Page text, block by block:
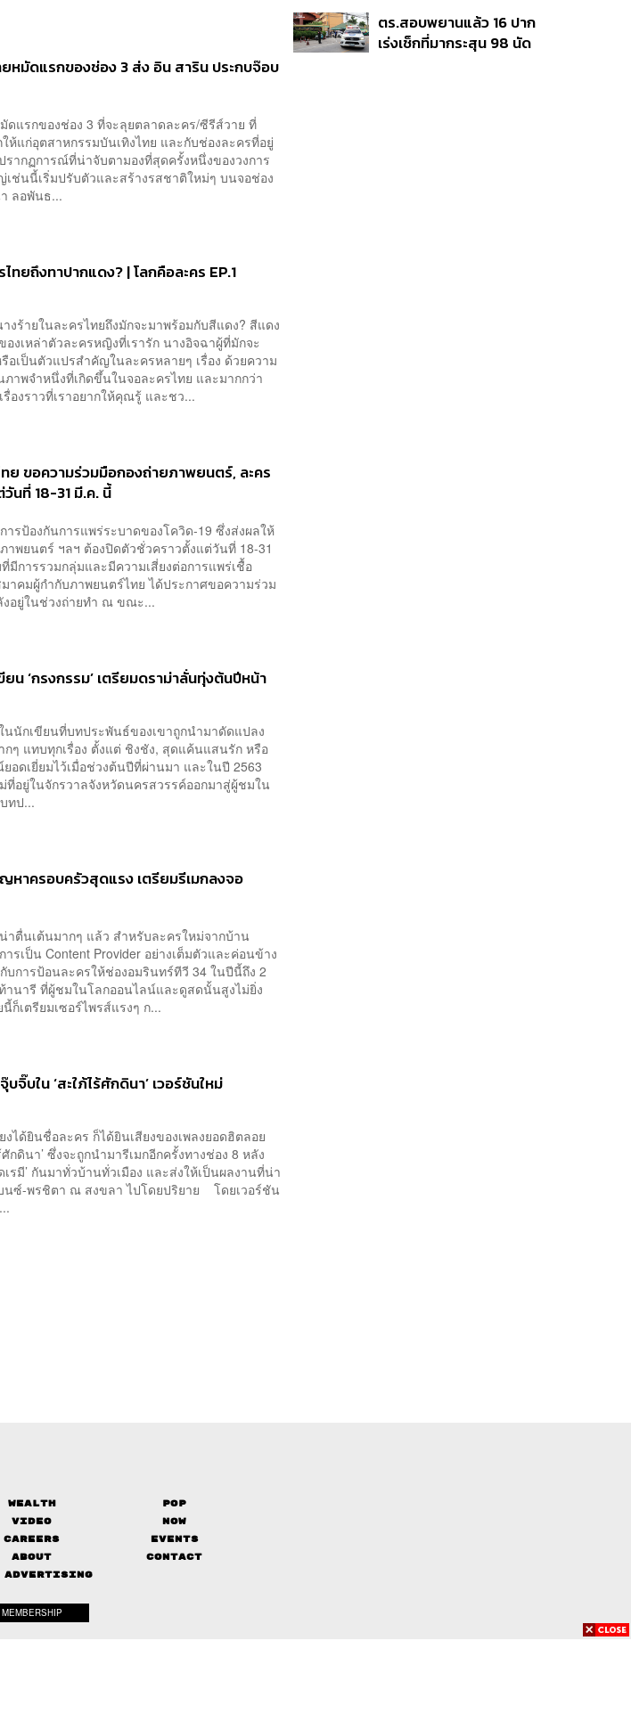
หมัดแรกของช่อง 3 ส่ง อิน สาริน ประกบจ๊อบ
ดแรกของช่อง 3 ที่จะลุยตลาดละคร/ซีรีส์วาย ที่
ห้แก่อุตสาหกรรมบันเทิงไทย และกับช่องละครที่อยู่
ากฏการณ์ที่น่าจับตามองที่สุดครั้งหนึ่งของวงการ
ช่นนี้เริ่มปรับตัวและสร้างรสชาติใหม่ๆ บนจอช่อง
ลอพันธ...
ทยถึงทาปากแดง? | โลกคือละคร EP.1
งร้ายในละครไทยถึงมักจะมาพร้อมกับสีแดง? สีแดง
งเหล่าตัวละครหญิงที่เรารัก นางอิจฉาผู้ที่มักจะ
อเป็นตัวแปรสำคัญในละครหลายๆ เรื่อง ด้วยความ
าพจำหนึ่งที่เกิดขึ้นในจอละครไทย และมากกว่า
องราวที่เราอยากให้คุณรู้ และชว...
ย ขอความร่วมมือกองถ่ายภาพยนตร์, ละคร
นที่ 18-31 มี.ค. นี้
ารป้องกันการแพร่ระบาดของโควิด-19 ซึ่งส่งผลให้
าพยนตร์ ฯลฯ ต้องปิดตัวชั่วคราวตั้งแต่วันที่ 18-31
มีการรวมกลุ่มและมีความเสี่ยงต่อการแพร่เชื้อ
าคมผู้กำกับภาพยนตร์ไทย ได้ประกาศขอความร่วม
งอยู่ในช่วงถ่ายทำ ณ ขณะ...
น ‘กรงกรรม’ เตรียมดราม่าลั่นทุ่งต้นปีหน้า
นักเขียนที่บทประพันธ์ของเขาถูกนำมาดัดแปลง
ๆ แทบทุกเรื่อง ตั้งแต่ ชิงชัง, สุดแค้นแสนรัก หรือ
อดเยี่ยมไว้เมื่อช่วงต้นปีที่ผ่านมา และในปี 2563
ที่อยู่ในจักรวาลจังหวัดนครสวรรค์ออกมาสู่ผู้ชมใน
ทป...
หาครอบครัวสุดแรง เตรียมรีเมกลงจอ
าตื่นเต้นมากๆ แล้ว สำหรับละครใหม่จากบ้าน
รเป็น Content Provider อย่างเต็มตัวและค่อนข้าง
บการป้อนละครให้ช่องอมรินทร์ทีวี 34 ในปีนี้ถึง 2
ท้านารี ที่ผู้ชมในโลกออนไลน์และดูสดนั้นสูงไม่ยิ่ง
ก็เตรียมเซอร์ไพรส์แรงๆ ก...
บใน ‘สะใภ้ไร้ศักดินา’ เวอร์ชันใหม่
ได้ยินชื่อละคร ก็ได้ยินเสียงของเพลงยอดฮิตลอย
กดินา’ ซึ่งจะถูกนำมารีเมกอีกครั้งทางช่อง 8 หลัง
รมี’ กันมาทั่วบ้านทั่วเมือง และส่งให้เป็นผลงานที่น่า
นซ์-พรชิตา ณ สงขลา ไปโดยปริยาย โดยเวอร์ชัน
เจ็บสูงสุด 1 แสน เยียวยา
จิตใจ 5 ระดับ
ตร.สอบพยานแล้ว 16 ปาก
เร่งเช็กที่มากระสุน 98 นัด
Wealth
Pop
Video
Now
Careers
Events
About
Contact
ADVERTISING
MEMBERSHIP